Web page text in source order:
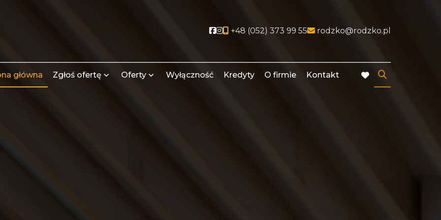
Social link
Social link
+48 (052) 373 99 55 rodzko@rodzko.pl
główna Zgłoś ofertę Oferty Wyłączność Kredyty O firmie Kontakt
favorite